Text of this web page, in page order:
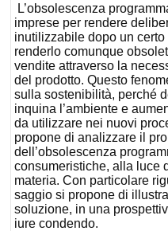
L’obsolescenza
imprese per rendere
inutilizzabile dopo un
renderlo comunque
vendite attraverso la
del prodotto. Questo
sulla sostenibilità, perché
inquina l’ambiente e
da utilizzare nei nuovi
propone di analizzare il
dell’obsolescenza
consumeristiche, alla luce
materia. Con particolare
saggio si propone di
soluzione, in una
iure condendo.